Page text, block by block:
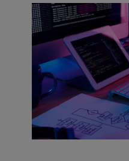
Ciudad de México, Jalisco